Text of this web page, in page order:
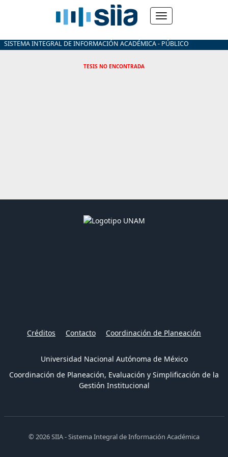
SISTEMA INTEGRAL DE INFORMACIÓN ACADÉMICA - PÚBLICO
TESIS NO ENCONTRADA
Créditos Contacto Coordinación de Planeación
Universidad Nacional Autónoma de México
Coordinación de Planeación, Evaluación y Simplificación de la
Gestión Institucional
© 2026 SIIA - Sistema Integral de Información Académica